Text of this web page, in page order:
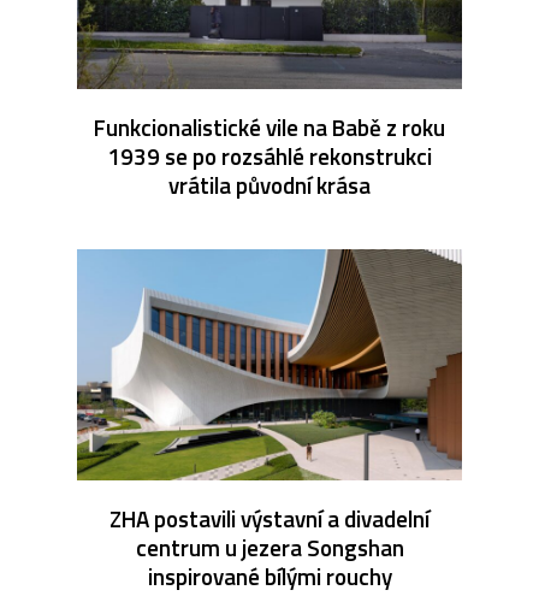
Funkcionalistické vile na Babě z roku
1939 se po rozsáhlé rekonstrukci
vrátila původní krása
ZHA postavili výstavní a divadelní
centrum u jezera Songshan
inspirované bílými rouchy